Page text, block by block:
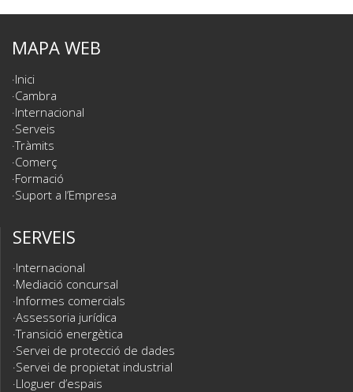
MAPA WEB
Inici
Cambra
Internacional
Serveis
Tràmits
Comerç
Formació
Suport a l’Empresa
SERVEIS
Internacional
Mediació concursal
Informes comercials
Assessoria jurídica
Transició energètica
Servei de protecció de dades
Servei de propietat industrial
Lloguer d’espais